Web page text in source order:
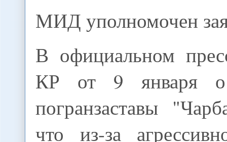
МИД уполномочен
В официальном
КР от 9 января
погранзаставы
что из-за